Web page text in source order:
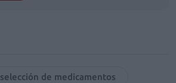
selección de medicamentos